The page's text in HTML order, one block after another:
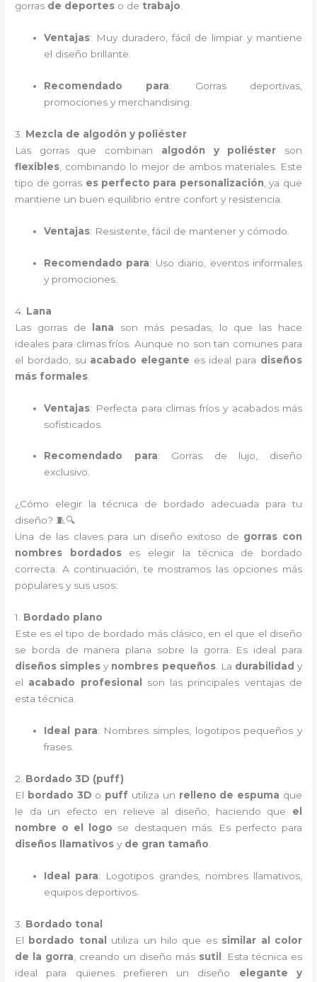
gorras de deportes o de trabajo.
Ventajas: Muy duradero, fácil de limpiar y mantiene
el diseño brillante.
Recomendado para: Gorras deportivas,
promociones y merchandising.
3. Mezcla de algodón y poliéster
Las gorras que combinan algodón y poliéster son
flexibles , combinando lo mejor de ambos materiales. Este
tipo de gorras es perfecto para personalización , ya que
mantiene un buen equilibrio entre confort y resistencia.
Ventajas: Resistente, fácil de mantener y cómodo.
Recomendado para: Uso diario, eventos informales
y promociones.
4. Lana
Las gorras de
lana son más pesadas, lo que las hace
ideales para climas fríos. Aunque no son tan comunes para
el bordado, su acabado elegante es ideal para diseños
más formales
Ventajas: Perfecta para climas fríos y acabados más
sofisticados.
Recomendado para: Gorras de lujo, diseño
exclusivo.
¿Cómo elegir la técnica de bordado adecuada para tu
diseño? 🧵🔍
Una de las claves para un diseño exitoso de gorras con
nombres bordadoses elegir la técnica de bordado
correcta. A continuación, te mostramos las opciones más
populares y sus usos:
1. Bordado plano
Este es el tipo de bordado más clásico, en el que el diseño
se borda de manera plana sobre la gorra. Es ideal para
diseños simples y nombres pequeños. La durabilidad y
el acabado profesional
son las principales ventajas de
esta técnica.
Ideal para: Nombres simples, logotipos pequeños y
frases.
2. Bordado 3D (puff)
El bordado 3D o puff utiliza un relleno de espuma que
le da un efecto en relieve al diseño, haciendo que el
nombre o el logo se destaquen más. Es perfecto para
diseños llamativos y de gran tamaño
Ideal para: Logotipos grandes, nombres llamativos,
equipos deportivos.
3. Bordado tonal
El
bordado tonal utiliza un hilo que es similar al color
de la gorra , creando un diseño más sutil
. Esta técnica es
ideal para quienes prefieren un diseño elegante y